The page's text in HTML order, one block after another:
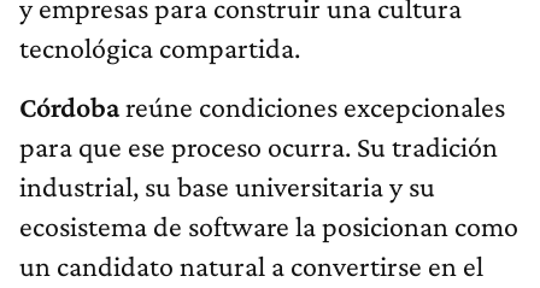
y empresas para construir una cultura
tecnológica compartida.
Córdobareúne condiciones excepcionales
para que ese proceso ocurra. Su tradición
industrial, su base universitaria y su
ecosistema de software la posicionan como
un candidato natural a convertirse en el